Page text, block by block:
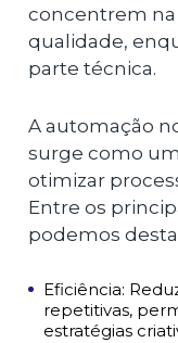
concentrem
qualidade,
parte técnica.
A automação
surge como
otimizar
Entre os
podemos
Eficiência:
repetitivas,
estratégias